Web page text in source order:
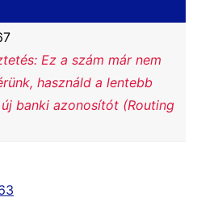
Ez a szám már nem
használd a lentebb
banki azonosítót (Routing